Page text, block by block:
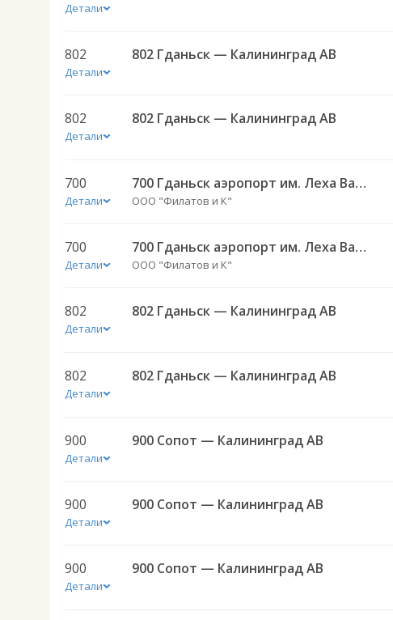
Детали
802
Детали
802 Гданьск — Калининград АВ
802
Детали
802 Гданьск — Калининград АВ
700
Детали
700 Гданьск аэропорт им. Леха Валенсы — Калининград АВ
ООО "Филатов и К"
700
Детали
700 Гданьск аэропорт им. Леха Валенсы — Калининград АВ
ООО "Филатов и К"
802
Детали
802 Гданьск — Калининград АВ
802
Детали
802 Гданьск — Калининград АВ
900
Детали
900 Сопот — Калининград АВ
900
Детали
900 Сопот — Калининград АВ
900
Детали
900 Сопот — Калининград АВ